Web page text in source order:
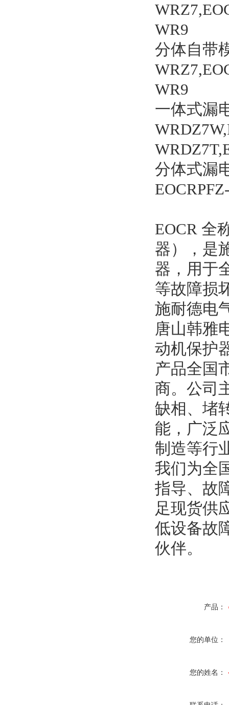
WR9
分体自带
WR9
一体式漏
分体式漏
EOCR 全
器），是
器，用于
等故障损
施耐德电
唐山韩雅
动机保护
产品全国
商。公司
缺相、堵
能，广泛
制造等行
我们为全
指导、故
足现货供
低设备故
伙伴。
产品：
您的单位：
您的姓名：